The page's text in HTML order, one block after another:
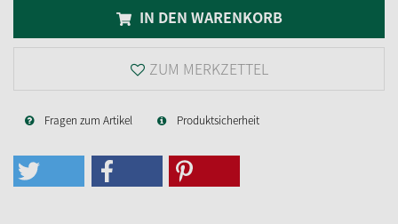
IN DEN WARENKORB
ZUM MERKZETTEL
Fragen zum Artikel Produktsicherheit